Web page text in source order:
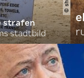
strafen
stadtbild